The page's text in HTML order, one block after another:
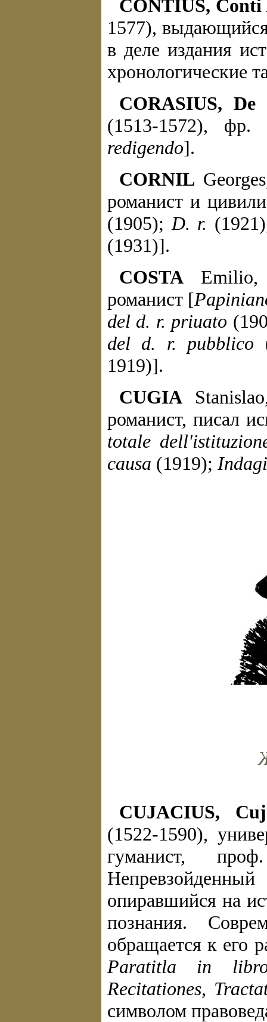
CONTIUS, Conti
1577),
в деле издания
хронологические
CORASIUS, De
(1513-1572), фр.
redigendo].
CORNIL
романист и
(1905); D. r.
(1931)].
COSTA Emilio,
романист [
del d. r. priuato
del d. r. pubblico
1919)].
CUGIA
романист, писал
totale
causa (1919);
CUJACIUS,
(1522-1590),
гуманист,
опиравшийся на
познания.
обращается к его
Paratitla in
Recitationes,
символом